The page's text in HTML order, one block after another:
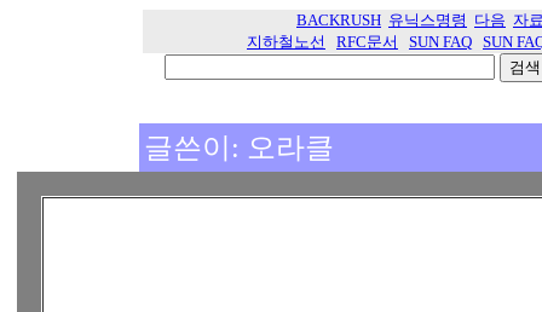
BACKRUSH 유닉스명령 다음 자
지하철노선
RFC문서 SUN FAQ SUN
글쓴이: 오라클